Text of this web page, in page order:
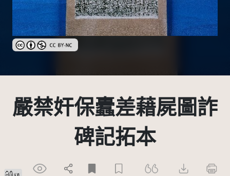
創用CC姓名標示-非商業性 3.0 台灣及其後版本(CC BY-NC 3.0 TW
嚴禁奸保蠹差藉屍圖詐
碑記拓本
創用CC姓名標示 3.0 台灣及其後版本(CC BY 3.0 TW +)